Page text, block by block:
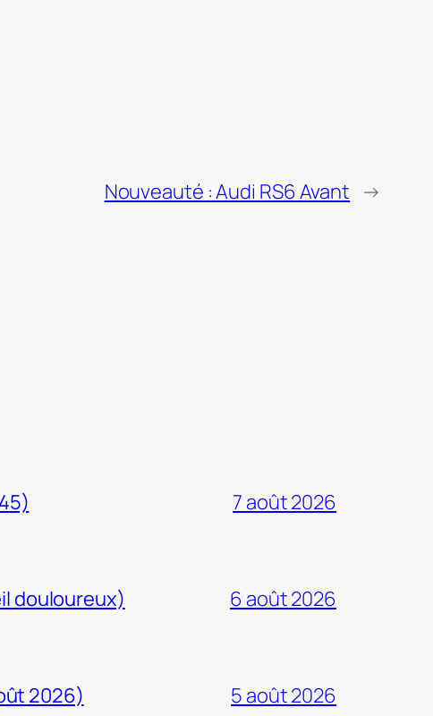
Nouveauté : Audi RS6 Avant →
7 août 2026
douloureux) 6 août 2026
2026) 5 août 2026